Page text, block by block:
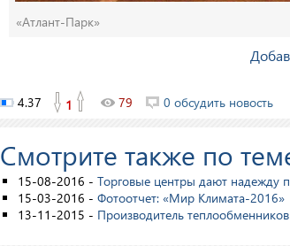
«Атлант-Парк»
4.37 1 79 0 обсудить новость
Смотрите также по
15-08-2016 - Торговые центры дают
15-03-2016 - Фотоотчет: «Мир Климата-2016»
13-11-2015 - Производитель